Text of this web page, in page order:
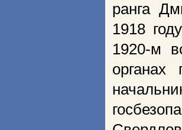
ранга
1918
1920-м
органах